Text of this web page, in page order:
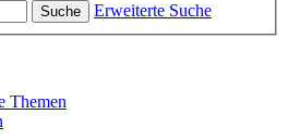
Suche Erweiterte Suche
Themen